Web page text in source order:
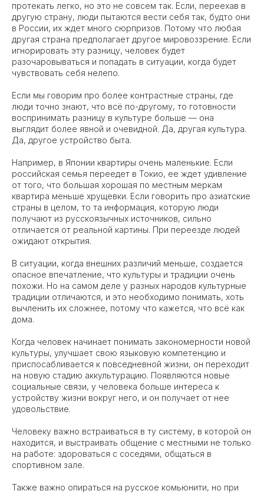
протекать легко, но это не совсем так. Если, переехав в
другую страну, люди пытаются вести себя так, будто они
в России, их ждет много сюрпризов. Потому что любая
другая страна предполагает другое мировоззрение. Если
игнорировать эту разницу, человек будет
разочаровываться и попадать в ситуации, когда будет
чувствовать себя нелепо.
Если мы говорим про более контрастные страны, где
люди точно знают, что всё по-другому, то готовности
воспринимать разницу в культуре больше — она
выглядит более явной и очевидной. Да, другая культура.
Да, другое устройство быта.
Например, в Японии квартиры очень маленькие. Если
российская семья переедет в Токио, ее ждет удивление
от того, что большая хорошая по местным меркам
квартира меньше хрущевки. Если говорить про азиатские
страны в целом, то та информация, которую люди
получают из русскоязычных источников, сильно
отличается от реальной картины. При переезде людей
ожидают открытия.
В ситуации, когда внешних различий меньше, создается
опасное впечатление, что культуры и традиции очень
похожи. Но на самом деле у разных народов культурные
традиции отличаются, и это необходимо понимать, хоть
вычленить их сложнее, потому что кажется, что всё как
дома.
Когда человек начинает понимать закономерности новой
культуры, улучшает свою языковую компетенцию и
приспосабливается к повседневной жизни, он переходит
на новую стадию аккультурацию. Появляются новые
социальные связи, у человека больше интереса к
устройству жизни вокруг него, и он получает от нее
удовольствие.
Человеку важно встраиваться в ту систему, в которой он
находится, и выстраивать общение с местными не только
на работе: здороваться с соседями, общаться в
спортивном зале.
Также важно опираться на русское комьюнити, но при